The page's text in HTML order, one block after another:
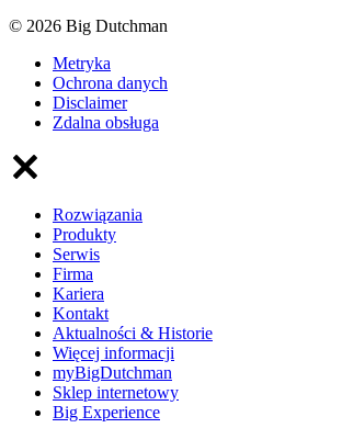
© 2026 Big Dutchman
Metryka
Ochrona danych
Disclaimer
Zdalna obsługa
Rozwiązania
Produkty
Serwis
Firma
Kariera
Kontakt
Aktualności & Historie
Więcej informacji
myBigDutchman
Sklep internetowy
Big Experience